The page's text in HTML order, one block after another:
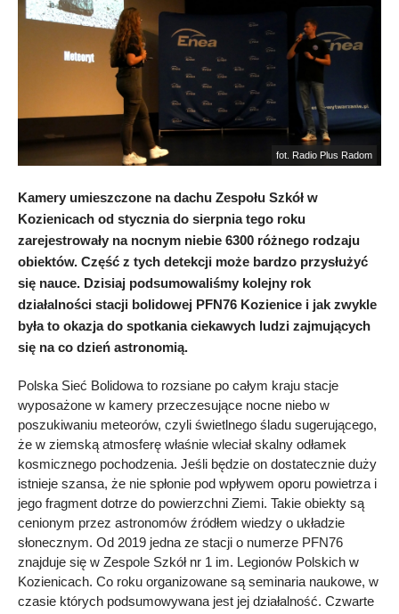
fot. Radio Plus Radom
Kamery umieszczone na dachu Zespołu Szkół w
Kozienicach od stycznia do sierpnia tego roku
zarejestrowały na nocnym niebie 6300 różnego rodzaju
obiektów. Część z tych detekcji może bardzo przysłużyć
się nauce. Dzisiaj podsumowaliśmy kolejny rok
działalności stacji bolidowej PFN76 Kozienice i jak zwykle
była to okazja do spotkania ciekawych ludzi zajmujących
się na co dzień astronomią.
Polska Sieć Bolidowa to rozsiane po całym kraju stacje
wyposażone w kamery przeczesujące nocne niebo w
poszukiwaniu meteorów, czyli świetlnego śladu sugerującego,
że w ziemską atmosferę właśnie wleciał skalny odłamek
kosmicznego pochodzenia. Jeśli będzie on dostatecznie duży
istnieje szansa, że nie spłonie pod wpływem oporu powietrza i
jego fragment dotrze do powierzchni Ziemi. Takie obiekty są
cenionym przez astronomów źródłem wiedzy o układzie
słonecznym. Od 2019 jedna ze stacji o numerze PFN76
znajduje się w Zespole Szkół nr 1 im. Legionów Polskich w
Kozienicach. Co roku organizowane są seminaria naukowe, w
czasie których podsumowywana jest jej działalność. Czwarte